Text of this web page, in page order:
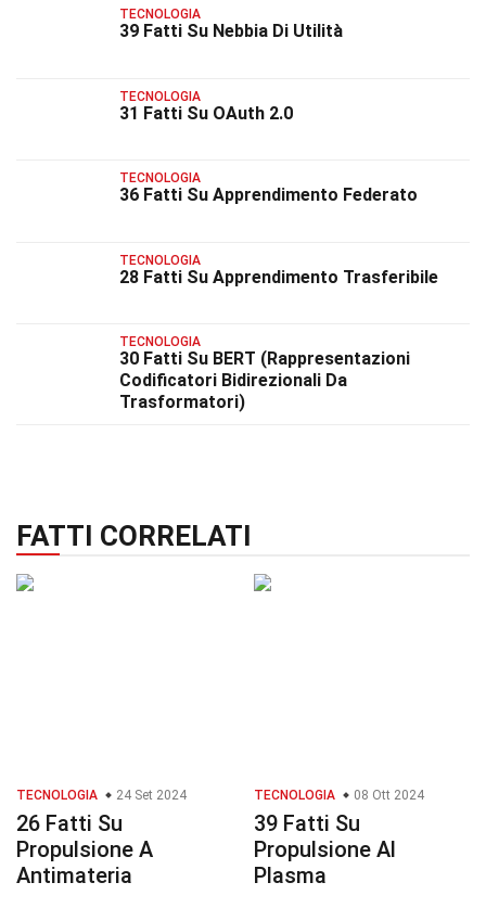
TECNOLOGIA
39 Fatti Su Nebbia Di Utilità
TECNOLOGIA
31 Fatti Su OAuth 2.0
TECNOLOGIA
36 Fatti Su Apprendimento Federato
TECNOLOGIA
28 Fatti Su Apprendimento Trasferibile
TECNOLOGIA
30 Fatti Su BERT (Rappresentazioni
Codificatori Bidirezionali Da
Trasformatori)
FATTI CORRELATI
TECNOLOGIA 24 Set 2024
26 Fatti Su
Propulsione A
Antimateria
TECNOLOGIA 08 Ott 2024
39 Fatti Su
Propulsione Al
Plasma